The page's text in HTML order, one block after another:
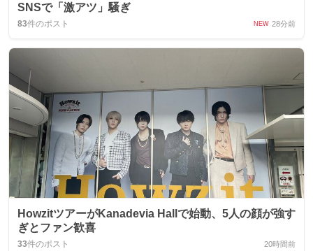
SNSで「激アツ」騒ぎ
83件のポスト NEW 28分前
HowzitツアーがKanadevia Hallで始動、5人の顔が強す
ぎとファン歓喜
33件のポスト 20時間前